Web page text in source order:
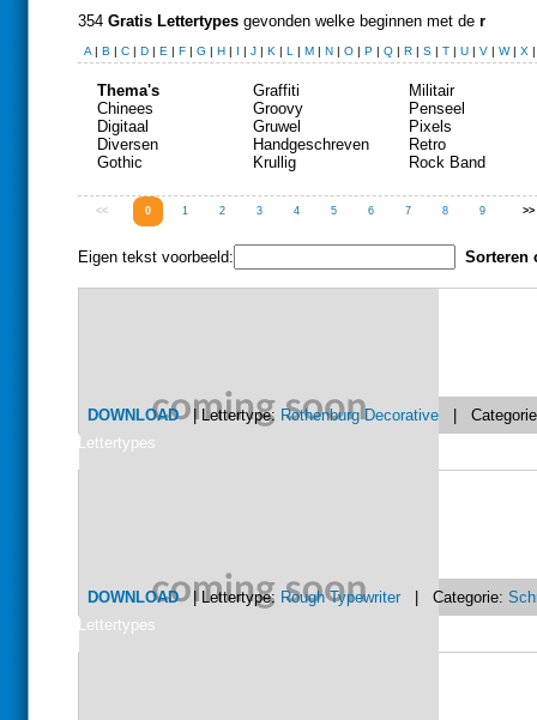
354 Gratis Lettertypes gevonden welke beginnen met de r
A | B | C | D | E | F | G | H | I | J | K | L | M | N | O | P | Q | R | S | T | U | V | W| X
Thema's
Chinees
Digitaal
Diversen
Gothic
Graffiti
Groovy
Gruwel
Handgeschreven
Krullig
Militair
Penseel
Pixels
Retro
Rock Band
<< 0 1 2 3 4 5 6 7 8 9 >>
Eigen tekst voorbeeld: Sorteren
DOWNLOAD| Lettertype: Rothenburg Decorative |
Lettertypes
DOWNLOAD| Lettertype: Rough Typewriter | Categorie:
Lettertypes